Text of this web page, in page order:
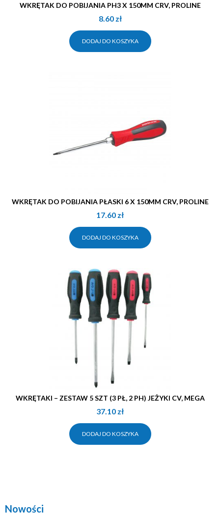
WKRĘTAK DO POBIJANIA PH3 X 150MM CRV, PROLINE
8.60 zł
DODAJ DO KOSZYKA
WKRĘTAK DO POBIJANIA PŁASKI 6 X 150MM CRV, PROLINE
17.60 zł
DODAJ DO KOSZYKA
WKRĘTAKI – ZESTAW 5 SZT (3 PŁ, 2 PH) JEŻYKI CV, MEGA
37.10 zł
DODAJ DO KOSZYKA
Nowości